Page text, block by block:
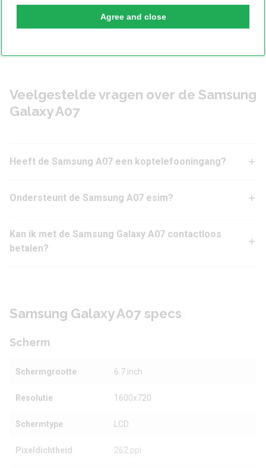
Agree and close
Veelgestelde vragen over de Samsung
Galaxy A07
Heeft de Samsung A07 een koptelefooningang?
Ondersteunt de Samsung A07 esim?
Kan ik met de Samsung Galaxy A07 contactloos
betalen?
Samsung Galaxy A07 specs
Scherm
Schermgrootte 6.7 inch
Resolutie 1600x720
Schermtype LCD
Pixeldichtheid 262 ppi